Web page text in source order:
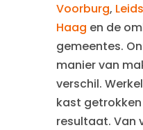
Voorburg,
Haag en de
gemeentes.
manier van
verschil.
kast
resultaat. Van